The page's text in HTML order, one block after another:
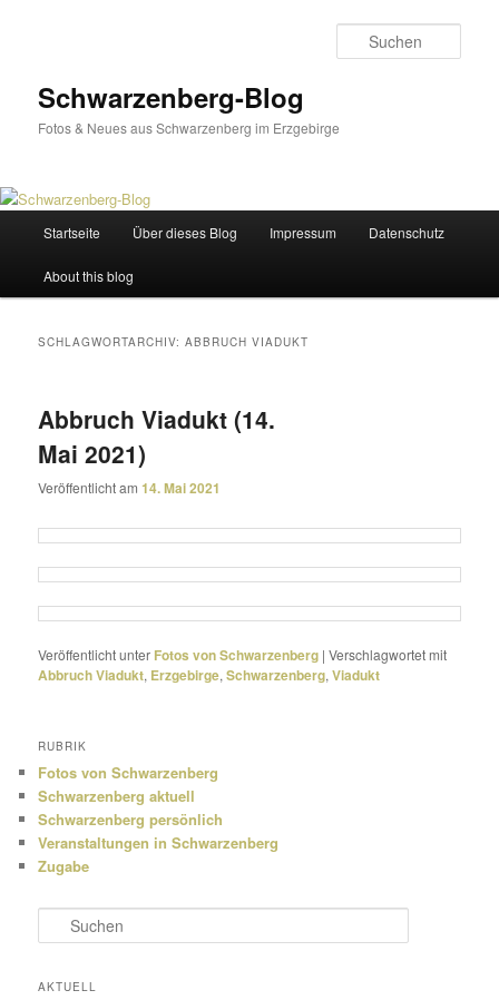
Schwarzenberg-Blog
Fotos & Neues aus Schwarzenberg im Erzgebirge
Startseite Über dieses Blog Impressum Datenschutz
About this blog
SCHLAGWORTARCHIV:ABBRUCH VIADUKT
Abbruch Viadukt (14.
Mai 2021)
Veröffentlicht am14. Mai 2021
Veröffentlicht unter Fotos von Schwarzenberg |Verschlagwortet mit
Abbruch Viadukt, Erzgebirge,Schwarzenberg,Viadukt
RUBRIK
Fotos von Schwarzenberg
Schwarzenberg aktuell
Schwarzenberg persönlich
Veranstaltungen in Schwarzenberg
Zugabe
u
h
AKTUELL